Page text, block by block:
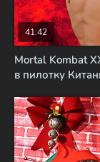
Mortal Kombat
в пилотку
41:42